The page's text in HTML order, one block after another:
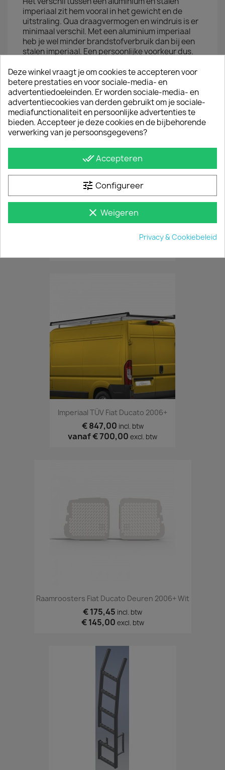
imperiaal zit hem vooral in het gewicht en de
uitstraling. Qua draagvermogen en windruis is er
minimaal verschil. Met een aluminium imperiaal
heb je wel minder brandstofverbruik dan bij een
stalen imperiaal. Een persoonlijke voorkeur dus.
JE BENT MISSCHIEN OOK GEÏNTERESSEERD IN
Sidebars Mat Fiat Ducato 2006+
incl. btw
Imperiaal TÜV Fiat Ducato 2006+
€ 847,00 incl. btw
vanaf€ 700,00 excl. btw
Raamroosters Fiat Ducato Deuren 2006+ Wit
€ 175,45 incl. btw
€ 145,00 excl. btw
Deze winkel vraagt je om cookies te accepteren voor
betere prestaties en voor sociale-media- en
advertentiedoeleinden. Er worden sociale-media- en
advertentiecookies van derden gebruikt om je sociale-
mediafunctionaliteit en persoonlijke advertenties te
bieden. Accepteer je deze cookies en de bijbehorende
verwerking van je persoonsgegevens?
done_allAccepteren
tune Configureer
clear Weigeren
Privacy & Cookiebeleid